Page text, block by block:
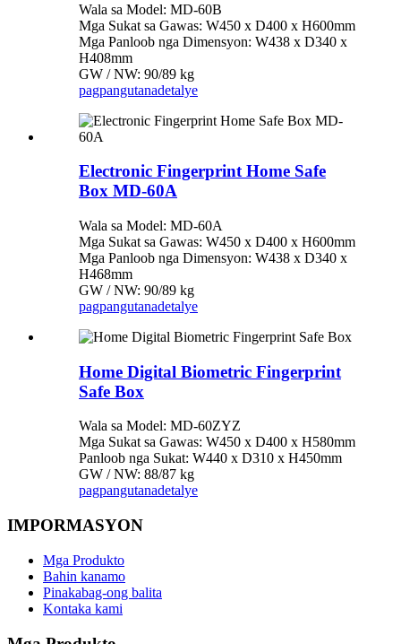
Wala sa Model: MD-60B
Mga Sukat sa Gawas: W450 x D400 x H600mm
Mga Panloob nga Dimensyon: W438 x D340 x
H408mm
GW / NW: 90/89 kg
pagpangutanadetalye
Electronic Fingerprint Home Safe
Box MD-60A
Wala sa Model: MD-60A
Mga Sukat sa Gawas: W450 x D400 x H600mm
Mga Panloob nga Dimensyon: W438 x D340 x
H468mm
GW / NW: 90/89 kg
pagpangutanadetalye
Home Digital Biometric Fingerprint
Safe Box
Wala sa Model: MD-60ZYZ
Mga Sukat sa Gawas: W450 x D400 x H580mm
Panloob nga Sukat: W440 x D310 x H450mm
GW / NW: 88/87 kg
pagpangutanadetalye
IMPORMASYON
Mga Produkto
Bahin kanamo
Pinakabag-ong balita
Kontaka kami